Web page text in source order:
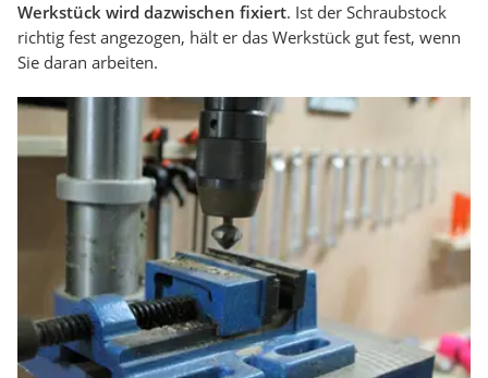
Werkstück wird dazwischen fixiert. Ist der Schraubstock
richtig fest angezogen, hält er das Werkstück gut fest, wenn
Sie daran arbeiten.